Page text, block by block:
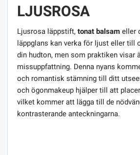
LJUSROSA
Ljusrosa läppstift, tonat balsam eller
läppglans kan verka för ljust eller till
din hudton, men som praktiken visar
missuppfattning. Denna nyans
och romantisk stämning till ditt
och ögonmakeup hjälper till att
vilket kommer att lägga till de
kontrasterande anteckningarna.